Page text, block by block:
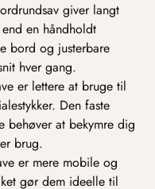
giver langt
en håndholdt
bord og justerbare
hver gang.
er lettere at bruge til
Den faste
behøver at bekymre dig
brug.
er mere mobile og
gør dem ideelle til